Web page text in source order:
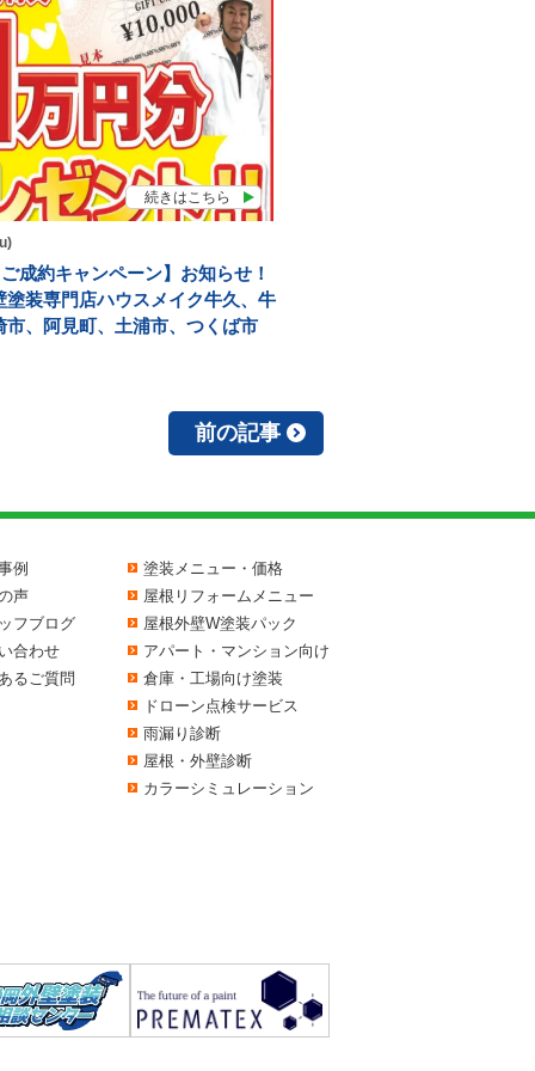
続きはこちら
成約キャンペーン】お知らせ！
塗装専門店ハウスメイク牛久、牛
市、阿見町、土浦市、つくば市
前の記事
例
声
フブログ
合わせ
るご質問
塗装メニュー・価格
屋根リフォームメニュー
屋根外壁W塗装パック
アパート・マンション向け
倉庫・工場向け塗装
ドローン点検サービス
雨漏り診断
屋根・外壁診断
カラーシミュレーション